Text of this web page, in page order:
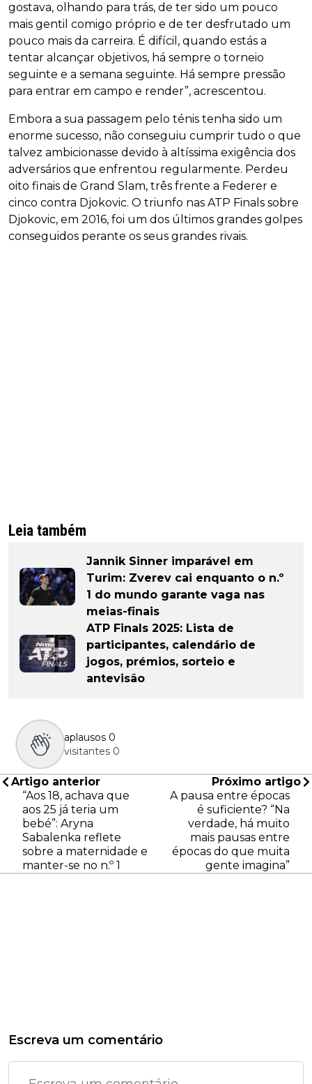
gostava, olhando para trás, de ter sido um pouco
mais gentil comigo próprio e de ter desfrutado um
pouco mais da carreira. É difícil, quando estás a
tentar alcançar objetivos, há sempre o torneio
seguinte e a semana seguinte. Há sempre pressão
para entrar em campo e render”, acrescentou.
Embora a sua passagem pelo ténis tenha sido um
enorme sucesso, não conseguiu cumprir tudo o que
talvez ambicionasse devido à altíssima exigência dos
adversários que enfrentou regularmente. Perdeu
oito finais de Grand Slam, três frente a Federer e
cinco contra Djokovic. O triunfo nas ATP Finals sobre
Djokovic, em 2016, foi um dos últimos grandes golpes
conseguidos perante os seus grandes rivais.
Leia também
Jannik Sinner imparável em
Turim: Zverev cai enquanto o n.º
1 do mundo garante vaga nas
meias-finais
ATP Finals 2025: Lista de
participantes, calendário de
jogos, prémios, sorteio e
antevisão
aplausos 0
visitantes 0
Artigo anterior
“Aos 18, achava que
aos 25 já teria um
bebé”: Aryna
Sabalenka reflete
sobre a maternidade e
manter-se no n.º 1
Próximo artigo
A pausa entre épocas
é suficiente? “Na
verdade, há muito
mais pausas entre
épocas do que muita
gente imagina”
Escreva um comentário